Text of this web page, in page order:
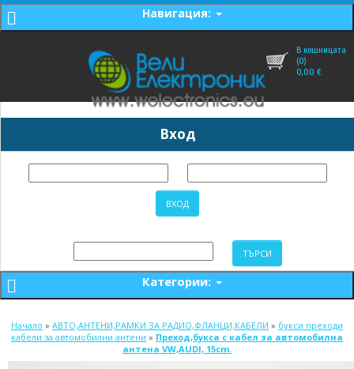
Навигация:
В кошницата
(0)
0,00 €
Вход
Категории:
Начало » АВТО,АНТЕНИ,РАМКИ ЗА РАДИО,ФЛАНЦИ,КАБЕЛИ » букси преходи
кабели за автомобилни антени » Преход,букса с кабел за автомобилна
антена VW,AUDI, 15cm.